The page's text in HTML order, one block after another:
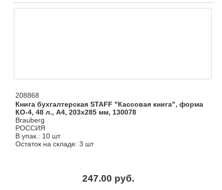
208868
Книга бухгалтерская STAFF "Кассовая книга", форма
КО-4, 48 л., А4, 203х285 мм, 130078
Brauberg
РОССИЯ
В упак.: 10 шт
Остаток на складе: 3 шт
247.00 руб.